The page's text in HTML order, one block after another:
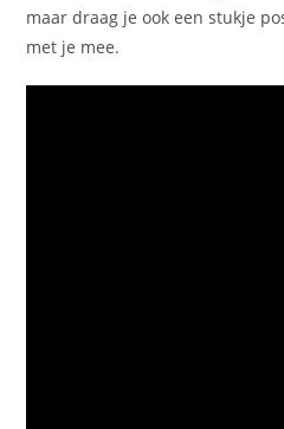
maar draag je ook een stukje
met je mee.